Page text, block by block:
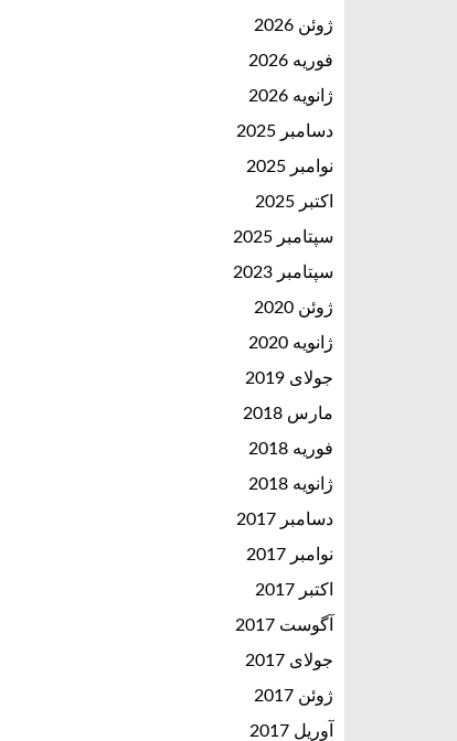
ژوئن 2026
فوریه 2026
ژانویه 2026
دسامبر 2025
نوامبر 2025
اکتبر 2025
سپتامبر 2025
سپتامبر 2023
ژوئن 2020
ژانویه 2020
جولای 2019
مارس 2018
فوریه 2018
ژانویه 2018
دسامبر 2017
نوامبر 2017
اکتبر 2017
آگوست 2017
جولای 2017
ژوئن 2017
آوریل 2017